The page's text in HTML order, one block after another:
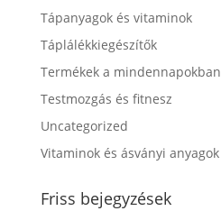
Tápanyagok és vitaminok
Táplálékkiegészítők
Termékek a mindennapokban
Testmozgás és fitnesz
Uncategorized
Vitaminok és ásványi anyagok
Friss bejegyzések